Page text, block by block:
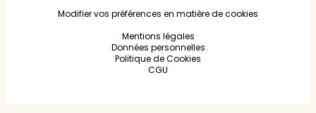
Modifier vos préférences en matière de cookies
Mentions légales
Données personnelles
Politique de Cookies
CGU